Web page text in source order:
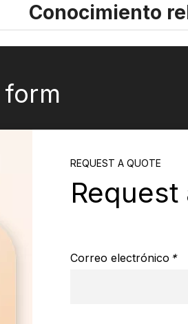
Conocimiento
REQUEST A QUOTE
Request
*
Correo electrónico